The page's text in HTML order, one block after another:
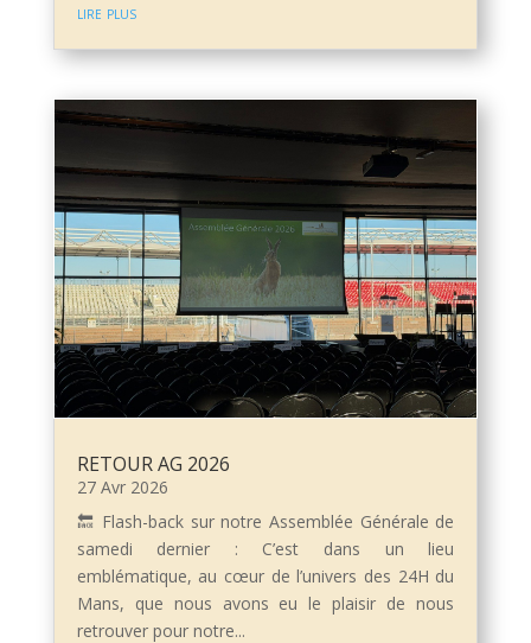
lire plus
RETOUR AG 2026
27 Avr 2026
🔙 Flash-back sur notre Assemblée Générale de
samedi dernier : C’est dans un lieu
emblématique, au cœur de l’univers des 24H du
Mans, que nous avons eu le plaisir de nous
retrouver pour notre...